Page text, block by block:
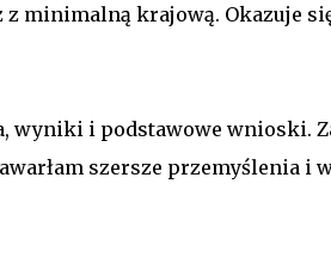
minimalną krajową. Okazuje
i podstawowe wnioski.
szersze przemyślenia i